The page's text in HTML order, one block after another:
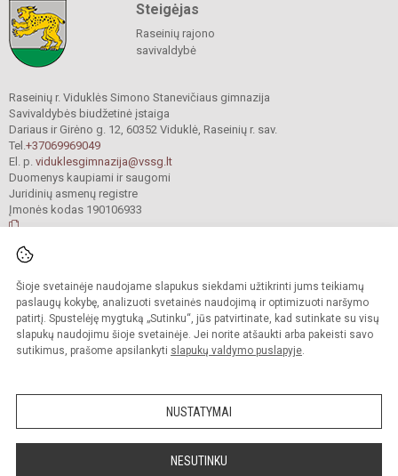
Šioje svetainėje naudojame slapukus siekdami užtikrinti jums teikiamų
paslaugų kokybę, analizuoti svetainės naudojimą ir optimizuoti naršymo
patirtį. Spustelėję mygtuką „Sutinku“, jūs patvirtinate, kad sutinkate su visų
slapukų naudojimu šioje svetainėje. Jei norite atšaukti arba pakeisti savo
sutikimus, prašome apsilankyti slapukų valdymo puslapyje.
NUSTATYMAI
NESUTINKU
Steigėjas
Raseinių rajono
savivaldybė
Raseinių r. Viduklės Simono Stanevičiaus gimnazija
Savivaldybės biudžetinė įstaiga
Dariaus ir Girėno g. 12, 60352 Viduklė, Raseinių r. sav.
Tel.+37069969049
El. p. viduklesgimnazija@vssg.lt
Duomenys kaupiami ir saugomi
Juridinių asmenų registre
Įmonės kodas 190106933
saugomos.
Kopijuoti turinį be raštiško gimnazijos sutikimo griežtai draudžiama.
Prieinamumo paraiška Slapukų valdymas
Sumanus būdas atnaujinti